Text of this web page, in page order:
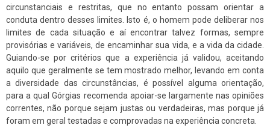
circunstanciais e restritas, que no entanto possam orientar a
conduta dentro desses limites. Isto é, o homem pode deliberar nos
limites de cada situação e aí encontrar talvez formas, sempre
provisórias e variáveis, de encaminhar sua vida, e a vida da cidade.
Guiando-se por critérios que a experiência já validou, aceitando
aquilo que geralmente se tem mostrado melhor, levando em conta
a diversidade das circunstâncias, é possível alguma orientação,
para a qual Górgias recomenda apoiar-se largamente nas opiniões
correntes, não porque sejam justas ou verdadeiras, mas porque já
foram em geral testadas e comprovadas na experiência concreta.